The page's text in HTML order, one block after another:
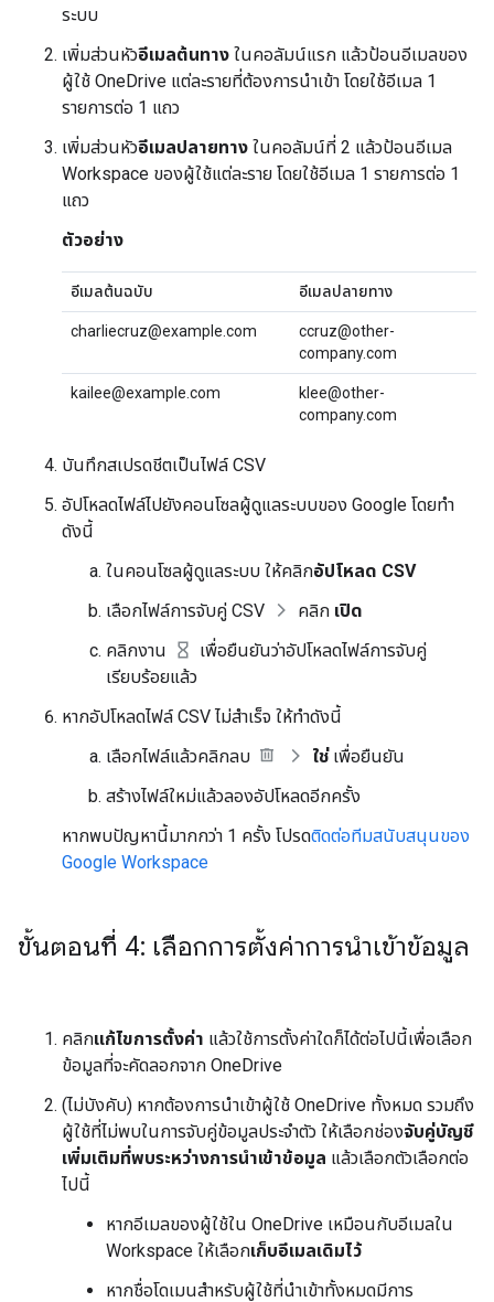
ระบบ
เพิ่มส่วนหัวอีเมลต้นทาง ในคอลัมน์แรก แล้วป้อนอีเมลของ
ผู้ใช้ OneDrive แต่ละรายที่ต้องการนำเข้า โดยใช้อีเมล 1
รายการต่อ 1 แถว
เพิ่มส่วนหัวอีเมลปลายทาง ในคอลัมน์ที่ 2 แล้วป้อนอีเมล
Workspace ของผู้ใช้แต่ละราย โดยใช้อีเมล 1 รายการต่อ 1
แถว
ตัวอย่าง
อีเมลต้นฉบับ อีเมลปลายทาง
charliecruz@example.com
ccruz@other-
company.com
kailee@example.com
klee@other-
company.com
บันทึกสเปรดชีตเป็นไฟล์ CSV
อัปโหลดไฟล์ไปยังคอนโซลผู้ดูแลระบบของ Google โดยทำ
ดังนี้
ในคอนโซลผู้ดูแลระบบ ให้คลิกอัปโหลด CSV
เลือกไฟล์การจับคู่ CSV
คลิก เปิด
คลิกงาน
เพื่อยืนยันว่าอัปโหลดไฟล์การจับคู่
เรียบร้อยแล้ว
หากอัปโหลดไฟล์ CSV ไม่สำเร็จ ให้ทำดังนี้
เลือกไฟล์แล้วคลิกลบ
ใช่เพื่อยืนยัน
สร้างไฟล์ใหม่แล้วลองอัปโหลดอีกครั้ง
หากพบปัญหานี้มากกว่า 1 ครั้ง โปรดติดต่อทีมสนับสนุนของ
Google Workspace
ขั้นตอนที่ 4: เลือกการตั้งค่าการนำเข้าข้อมูล
คลิกแก้ไขการตั้งค่า แล้วใช้การตั้งค่าใดก็ได้ต่อไปนี้เพื่อเลือก
ข้อมูลที่จะคัดลอกจาก OneDrive
(ไม่บังคับ) หากต้องการนำเข้าผู้ใช้ OneDrive ทั้งหมด รวมถึง
ผู้ใช้ที่ไม่พบในการจับคู่ข้อมูลประจำตัว ให้เลือกช่องจับคู่บัญชี
เพิ่มเติมที่พบระหว่างการนำเข้าข้อมูล แล้วเลือกตัวเลือกต่อ
ไปนี้
หากอีเมลของผู้ใช้ใน OneDrive เหมือนกับอีเมลใน
Workspace ให้เลือกเก็บอีเมลเดิมไว้
หากชื่อโดเมนสำหรับผู้ใช้ที่นำเข้าทั้งหมดมีการ